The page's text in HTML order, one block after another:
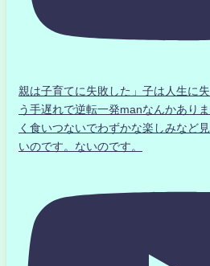
親は子育てに失敗した」子は人生に
う手遅れで逆転一発manなんかあり
く食いつないでわずかな楽しみなど
いのです。ないのです。